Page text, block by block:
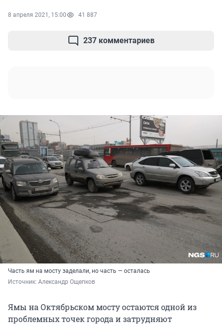
8 апреля 2021, 15:00 41 887
237 комментариев
Часть ям на мосту заделали, но часть — осталась
Источник: Александр Ощепков
Ямы на Октябрьском мосту остаются одной из
проблемных точек города и затрудняют